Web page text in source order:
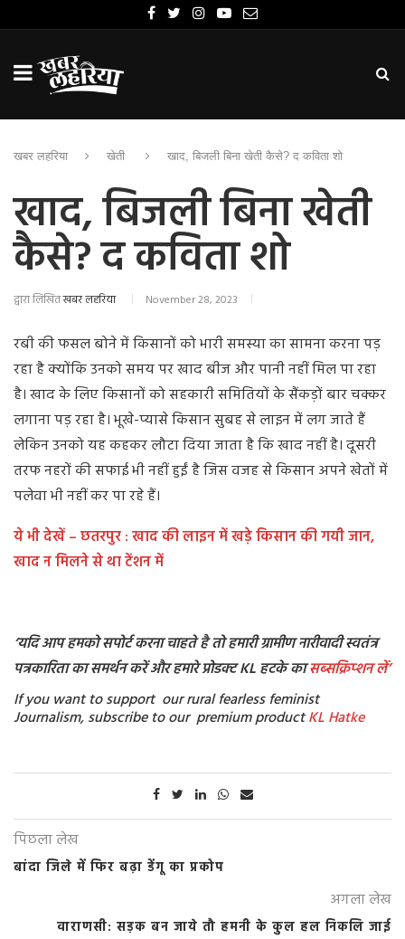
खबर लहरिया खेती खाद, बिजली बिना खेती कैसे? द कविता शो
खाद, बिजली बिना खेती
कैसे? द कविता शो
द्वारा लिखितखबर लहरिया November 28, 2023
रबी की फसल बोने में किसानों को भारी समस्या का सामना करना पड़
रहा है क्योंकि उनको समय पर खाद बीज और पानी नहीं मिल पा रहा
है। खाद के लिए किसानों को सहकारी समितियों के सैंकड़ों बार चक्कर
लगाना पड़ रहा है। भूखे-प्यासे किसान सुबह से लाइन में लग जाते हैं
लेकिन उनको यह कहकर लौटा दिया जाता है कि खाद नहीं है। दूसरी
तरफ नहरों की सफाई भी नहीं हुईं है जिस वजह से किसान अपने खेतों में
पलेवा भी नहीं कर पा रहे हैं।
ये भी देखें – छतरपुर : खाद की लाइन में खड़े किसान की गयी जान,
खाद न मिलने से था टेंशन में
‘यदि आप हमको सपोर्ट करना चाहते है तो हमारी ग्रामीण नारीवादी स्वतंत्र
पत्रकारिता का समर्थन करें और हमारे प्रोडक्ट KL हटके कासब्सक्रिप्शनलें’
If you want to support our rural fearless feminist
Journalism, subscribe to our premium productKL Hatke
पिछला लेख
बांदा जिले में फिर बढ़ा डेंगू का प्रकोप
अगला लेख
वाराणसी: सड़क बन जाये तौ हमनी के कुल हल निकलि जाई